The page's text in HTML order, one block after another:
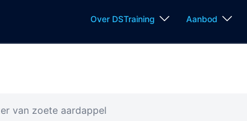
Over DSTraining Aanbod
van zoete aardappel